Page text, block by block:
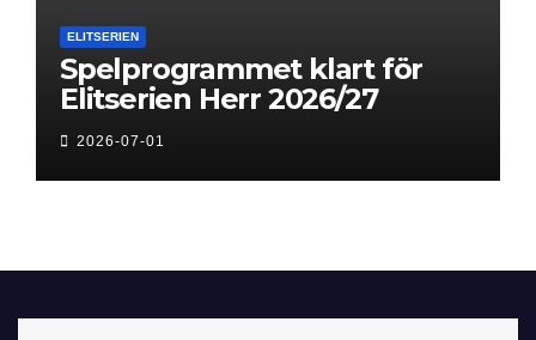
ELITSERIEN
Spelprogrammet klart för
Elitserien Herr 2026/27
2026-07-01